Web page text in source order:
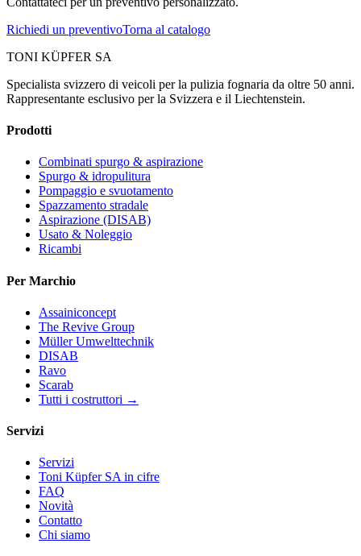
Richiedi un preventivoTorna al catalogo
TONI KÜPFER SA
Specialista svizzero di veicoli per la pulizia fognaria da oltre 50 anni.
Rappresentante esclusivo per la Svizzera e il Liechtenstein.
Prodotti
Combinati spurgo & aspirazione
Spurgo & idropulitura
Pompaggio e svuotamento
Spazzamento stradale
Aspirazione (DISAB)
Usato & Noleggio
Ricambi
Per Marchio
Assainiconcept
The Revive Group
Müller Umwelttechnik
DISAB
Ravo
Scarab
Tutti i costruttori →
Servizi
Servizi
Toni Küpfer SA in cifre
FAQ
Novità
Contatto
Chi siamo